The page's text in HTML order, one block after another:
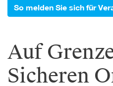
So melden Sie sich für
Auf
Sicheren